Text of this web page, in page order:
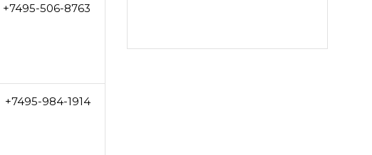
+7495-506-8763
+7495-984-1914